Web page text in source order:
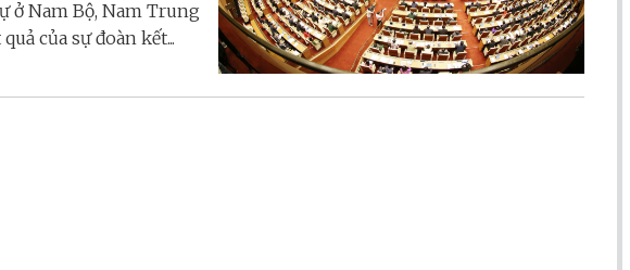
ở Nam Bộ, Nam Trung
của sự đoàn kết...